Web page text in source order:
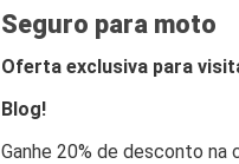
Seguro para moto
Oferta exclusiva para
Blog!
Ganhe 20% de desconto na